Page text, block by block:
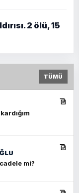
2 ölü, 15
TÜMÜ
mi?